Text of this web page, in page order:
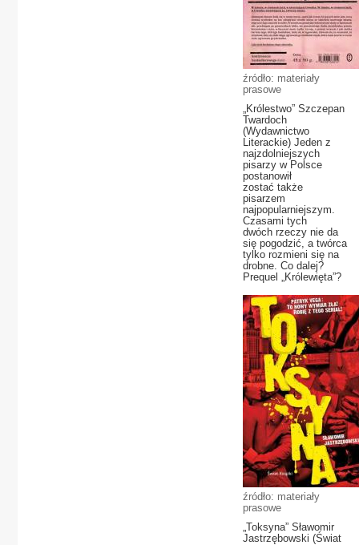
źródło: materiały
prasowe
„Królestwo” Szczepan
Twardoch
(Wydawnictwo
Literackie) Jeden z
najzdolniejszych
pisarzy w Polsce
postanowił
zostać także
pisarzem
najpopularniejszym.
Czasami tych
dwóch rzeczy nie da
się pogodzić, a twórca
tylko rozmieni się na
drobne. Co dalej?
Prequel „Królewięta”?
źródło: materiały
prasowe
„Toksyna” Sławomir
Jastrzębowski (Świat